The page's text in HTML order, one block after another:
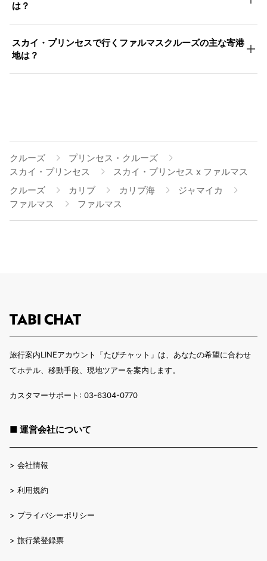
は？
スカイ・プリンセスで行くファルマスクルーズの主な寄港
地は？
クルーズ
プリンセス・クルーズ
スカイ・プリンセス
スカイ・プリンセス x ファルマス
クルーズ
カリブ カリブ海
ジャマイカ
ファルマス
ファルマス
旅行案内LINEアカウント「たびチャット」は、あなたの希望に合わせ
てホテル、移動手段、現地ツアーを案内します。
カスタマーサポート: 03-6304-0770
■ 運営会社について
> 会社情報
> 利用規約
> プライバシーポリシー
> 旅行業登録票